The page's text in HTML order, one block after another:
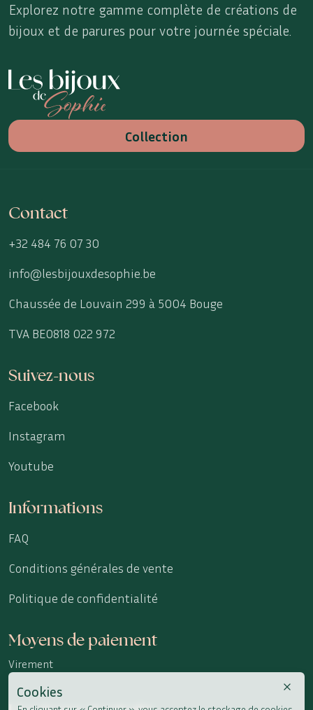
Explorez notre gamme complète de créations de
bijoux et de parures pour votre journée spéciale.
Les Bijoux de Sophie
Collection
Contact
+32 484 76 07 30
info@lesbijouxdesophie.be
Chaussée de Louvain 299 à 5004 Bouge
TVA BE0818 022 972
Suivez-nous
Facebook
Instagram
Youtube
Informations
FAQ
Conditions générales de vente
Politique de confidentialité
Moyens de paiement
Virement
Cookies